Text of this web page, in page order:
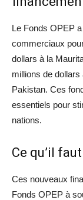
Le Fonds OPEP
commerciaux
dollars à la
millions de dollars
Pakistan. Ces
essentiels pour
nations.
Ce qu’il
Ces nouveaux
Fonds OPEP à